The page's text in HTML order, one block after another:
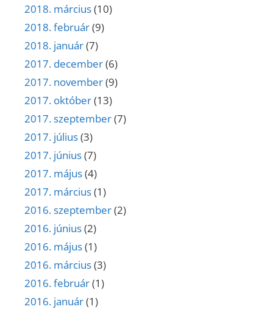
2018. március(10)
2018. február(9)
2018. január(7)
2017. december(6)
2017. november(9)
2017. október(13)
2017. szeptember(7)
2017. július(3)
2017. június(7)
2017. május(4)
2017. március(1)
2016. szeptember(2)
2016. június(2)
2016. május(1)
2016. március(3)
2016. február(1)
2016. január(1)